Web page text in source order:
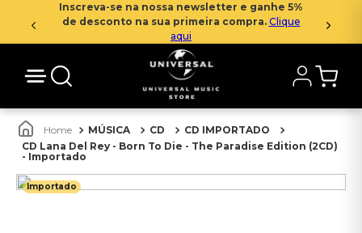
Inscreva-se na nossa newsletter e ganhe 5%
de desconto na sua primeira compra. Clique
aqui
MÚSICA CD
CD IMPORTADO
CD Lana Del Rey - Born To Die - The Paradise Edition (2CD)
- Importado
Importado